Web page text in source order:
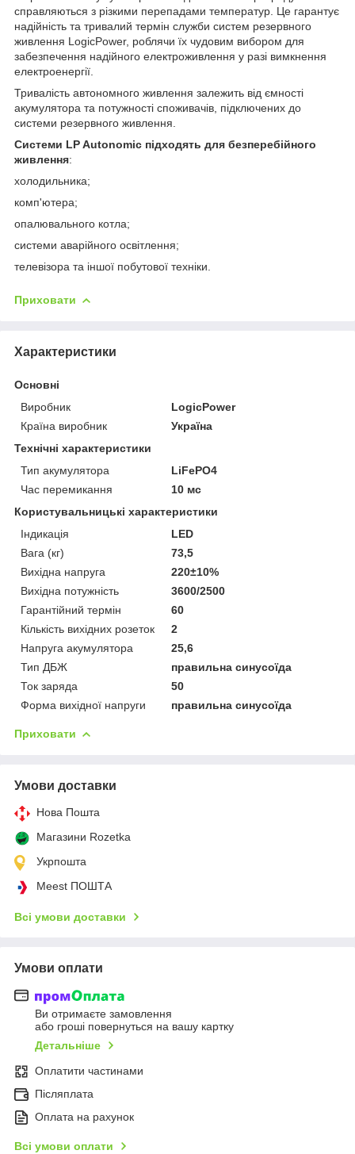
справляються з різкими перепадами температур. Це гарантує
надійність та тривалий термін служби систем резервного
живлення LogicPower, роблячи їх чудовим вибором для
забезпечення надійного електроживлення у разі вимкнення
електроенергії.
Тривалість автономного живлення залежить від ємності
акумулятора та потужності споживачів, підключених до
системи резервного живлення.
Системи LP Autonomic підходять для безперебійного
живлення:
холодильника;
комп'ютера;
опалювального котла;
системи аварійного освітлення;
телевізора та іншої побутової техніки.
Приховати
Характеристики
Основні
Виробник
LogicPower
Країна виробник
Україна
Технічні характеристики
Тип акумулятора
LiFePO4
Час перемикання
10 мс
Користувальницькі характеристики
Індикація
LED
Вага (кг)
73,5
Вихідна напруга
220±10%
Вихідна потужність
3600/2500
Гарантійний термін
60
Кількість вихідних розеток
2
Напруга акумулятора
25,6
Тип ДБЖ
правильна синусоїда
Ток заряда
50
Форма вихідної напруги
правильна синусоїда
Приховати
Умови доставки
Нова Пошта
Магазини Rozetka
Укрпошта
Meest ПОШТА
Всі умови доставки
Умови оплати
Ви отримаєте замовлення
або гроші повернуться на вашу картку
Детальніше
Оплатити частинами
Післяплата
Оплата на рахунок
Всі умови оплати